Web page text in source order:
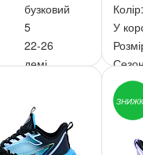
бузковий
5
22-26
демі
Колір:
У
Ціна